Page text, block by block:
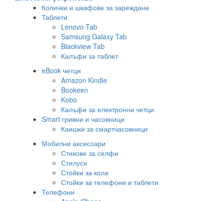
Колички и шкафове за зареждане
Таблети
Lenovo Tab
Samsung Galaxy Tab
Blackview Tab
Калъфи за таблет
eBook четци
Amazon Kindle
Bookeen
Kobo
Калъфи за електронни четци
Smart гривни и часовници
Каишки за смартчасовници
Мобилни аксесоари
Стикове за селфи
Стилуси
Стойки за кола
Стойки за телефони и таблети
Телефони